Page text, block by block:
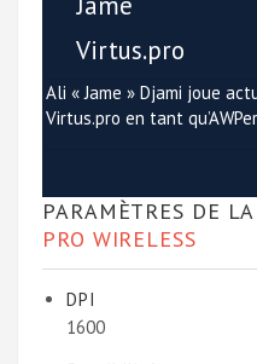
Virtus.pro
Ali « Jame » Djami joue
Virtus.pro en tant
PARAMÈTRES DE
PRO WIRELESS
DPI
1600